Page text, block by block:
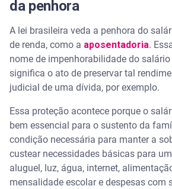
da penhora
A lei brasileira veda a penhora do
de renda, como a aposentadoria.
nome de impenhorabilidade do
significa o ato de preservar tal
judicial de uma dívida, por exemplo.
Essa proteção acontece porque o
bem essencial para o sustento da
condição necessária para manter a
custear necessidades básicas para
aluguel, luz, água, internet,
mensalidade escolar e despesas com